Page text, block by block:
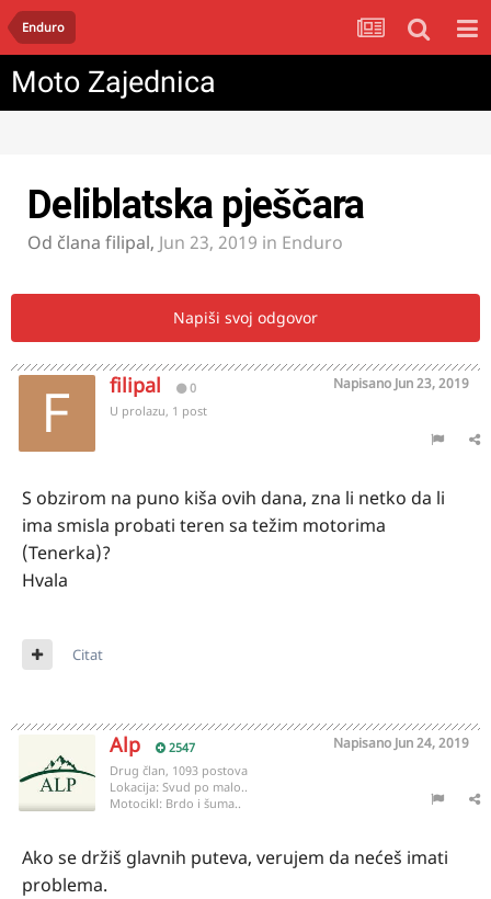
Enduro
Moto Zajednica
Deliblatska pješčara
Od člana filipal, Jun 23, 2019 in Enduro
Napiši svoj odgovor
filipal 0 Napisano Jun 23, 2019
U prolazu, 1 post
S obzirom na puno kiša ovih dana, zna li netko da li
ima smisla probati teren sa težim motorima
(Tenerka)?
Hvala
Citat
Alp 2547 Napisano Jun 24, 2019
Drug član, 1093 postova
Lokacija: Svud po malo..
Motocikl: Brdo i šuma..
Ako se držiš glavnih puteva, verujem da nećeš imati
problema.